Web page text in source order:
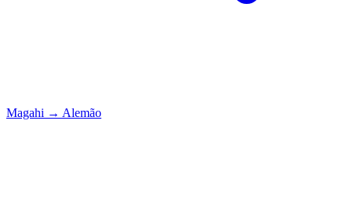
Magahi → Alemão